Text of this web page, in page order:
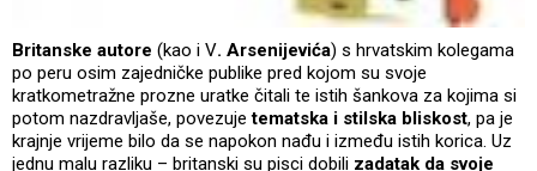
Britanske autore (kao i V. Arsenijevića) s hrvatskim kolegama
po peru osim zajedničke publike pred kojom su svoje
kratkometražne prozne uratke čitali te istih šankova za kojima si
potom nazdravljaše, povezujetematska i stilska bliskost, pa je
krajnje vrijeme bilo da se napokon nađu i između istih korica. Uz
jednu malu razliku – britanski su pisci dobili zadatak da svoje